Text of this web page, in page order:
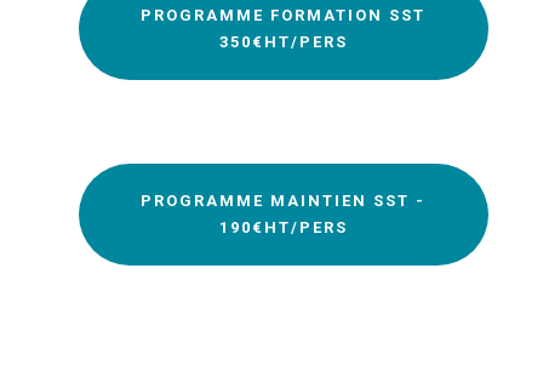
PROGRAMME FORMATION SST
350€HT/PERS
PROGRAMME MAINTIEN SST -
190€HT/PERS